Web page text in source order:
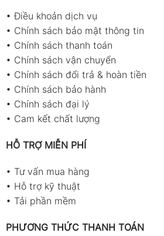
•Điều khoản dịch vụ
• Chính sách bảo mật thông tin
• Chính sách thanh toán
• Chính sách vận chuyển
• Chính sách đổi trả & hoàn tiền
• Chính sách bảo hành
• Chính sách đại lý
• Cam kết chất lượng
HỖ TRỢ MIỄN PHÍ
• Tư vấn mua hàng
• Hỗ trợ kỹ thuật
• Tải phần mềm
PHƯƠNG THỨC THANH TOÁN